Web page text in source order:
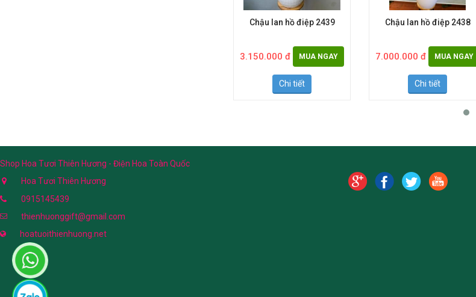
Chậu lan hồ điệp 2439
3.150.000 đ MUA NGAY
Chi tiết
Chậu lan hồ điệp 2438
7.000.000 đ MUA NGAY
Chi tiết
Shop Hoa Tươi Thiên Hương - Điện Hoa Toàn Quốc
Hoa Tươi Thiên Hương
0915145439
thienhuonggift@gmail.com
hoatuoithienhuong.net